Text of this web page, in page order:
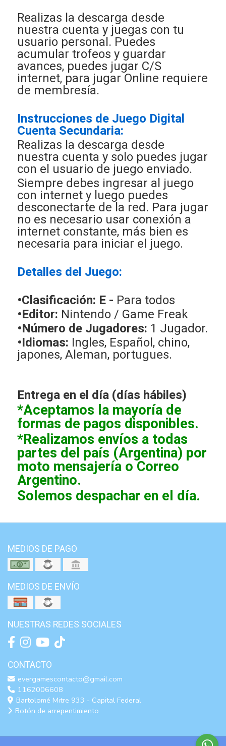
Realizas la descarga desde
nuestra cuenta y juegas con tu
usuario personal. Puedes
acumular trofeos y guardar
avances, puedes jugar C/S
internet, para jugar Online requiere
de membresía.
Instrucciones de Juego Digital
Cuenta Secundaria:
Realizas la descarga desde
nuestra cuenta y solo puedes jugar
con el usuario de juego enviado.
Siempre debes ingresar al juego
con internet y luego puedes
desconectarte de la red. Para jugar
no es necesario usar conexión a
internet constante, más bien es
necesaria para iniciar el juego.
Detalles del Juego:
•Clasificación: E - Para todos
•Editor: Nintendo / Game Freak
•Número de Jugadores: 1 Jugador.
•Idiomas: Ingles, Español, chino,
japones, Aleman, portugues.
Entrega en el día (días hábiles)
*Aceptamos la mayoría de
formas de pagos disponibles.
*Realizamos envíos a todas
partes del país (Argentina) por
moto mensajería o Correo
Argentino.
Solemos despachar en el día.
MEDIOS DE PAGO
MEDIOS DE ENVÍO
NUESTRAS REDES SOCIALES
CONTACTO
evergamescontacto@gmail.com
1162006608
Bartolomé Mitre 933 - Capital Federal
Botón de arrepentimiento